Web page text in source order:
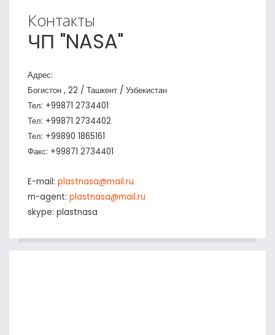
Контакты
ЧП "NASA"
Адрес:
Богистон , 22 / Ташкент / Узбекистан
Тел: +99871 2734401
Тел: +99871 2734402
Тел: +99890 1865161
Факс: +99871 2734401
E-mail: plastnasa@mail.ru
m-agent: plastnasa@mail.ru
skype: plastnasa